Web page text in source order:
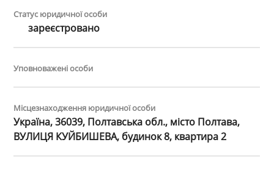
Статус юридичної особи
зареєстровано
Уповноважені особи
Місцезнаходження юридичної особи
Україна, 36039, Полтавська обл., місто Полтава,
ВУЛИЦЯ КУЙБИШЕВА, будинок 8, квартира 2